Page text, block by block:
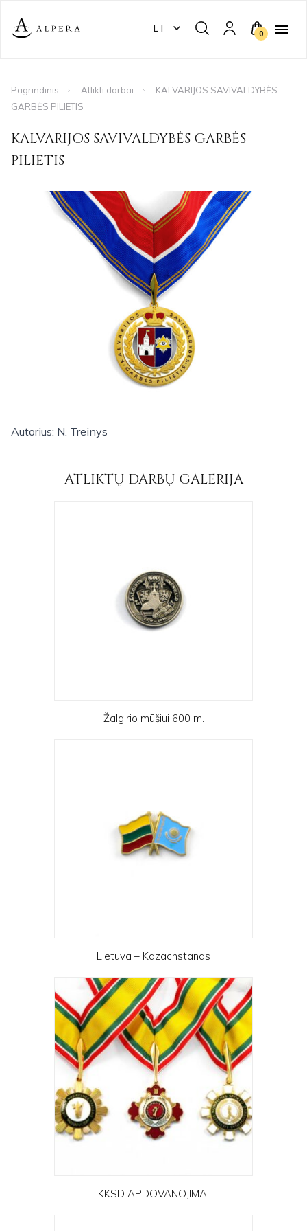
LT 0
Pagrindinis Atlikti darbai
KALVARIJOS SAVIVALDYBĖS
GARBĖS PILIETIS
KALVARIJOS SAVIVALDYBĖS GARBĖS
PILIETIS
Autorius: N. Treinys
ATLIKTŲ DARBŲ GALERIJA
Žalgirio mūšiui 600 m.
Lietuva – Kazachstanas
KKSD APDOVANOJIMAI